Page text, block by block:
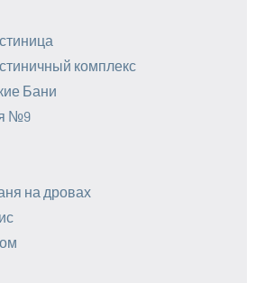
комплекс
Бани
№9
на дровах